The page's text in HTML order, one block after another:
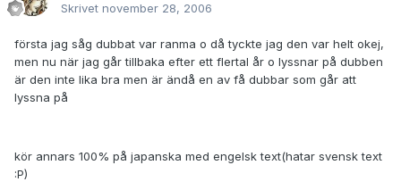
Skrivet november 28, 2006
första jag såg dubbat var ranma o då tyckte jag den var helt okej,
men nu när jag går tillbaka efter ett flertal år o lyssnar på dubben
är den inte lika bra men är ändå en av få dubbar som går att
lyssna på
kör annars 100% på japanska med engelsk text(hatar svensk text
:P)